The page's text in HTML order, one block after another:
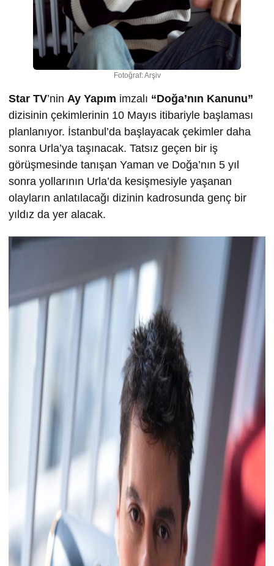
Fotoğraf: Arşiv
Star TV’nin Ay Yapım imzalı “Doğa’nın Kanunu”
dizisinin çekimlerinin 10 Mayıs itibariyle başlaması
planlanıyor. İstanbul’da başlayacak çekimler daha
sonra Urla’ya taşınacak. Tatsız geçen bir iş
görüşmesinde tanışan Yaman ve Doğa’nın 5 yıl
sonra yollarının Urla’da kesişmesiyle yaşanan
olayların anlatılacağı dizinin kadrosunda genç bir
yıldız da yer alacak.